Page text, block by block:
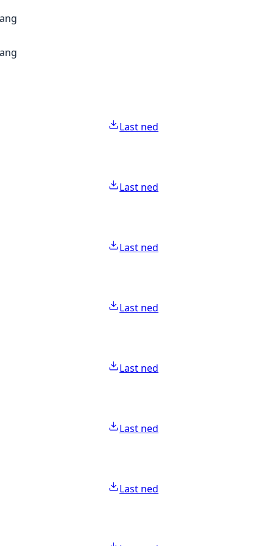
Last ned
Last ned
Last ned
Last ned
Last ned
Last ned
Last ned